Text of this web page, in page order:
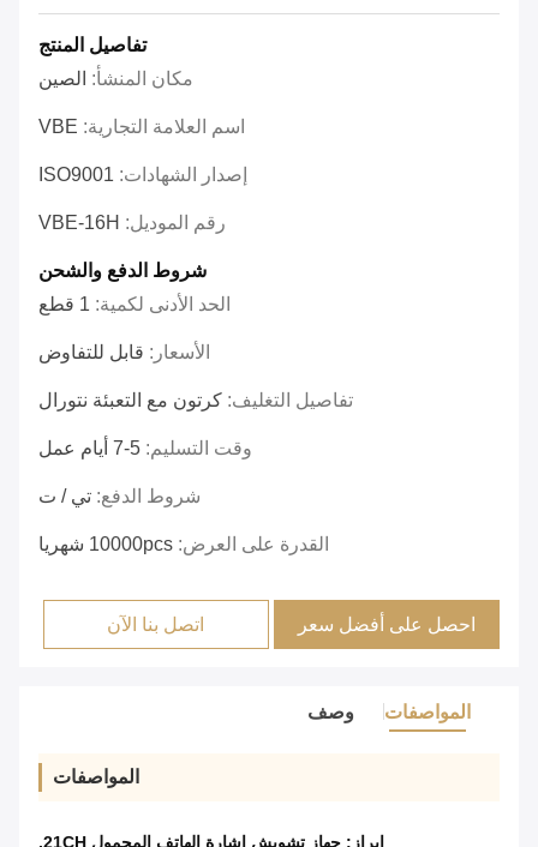
تفاصيل المنتج
مكان المنشأ: الصين
اسم العلامة التجارية: VBE
إصدار الشهادات: ISO9001
رقم الموديل: VBE-16H
شروط الدفع والشحن
الحد الأدنى لكمية: 1 قطع
الأسعار: قابل للتفاوض
تفاصيل التغليف: كرتون مع التعبئة نتورال
وقت التسليم: 5-7 أيام عمل
شروط الدفع: تي / ت
القدرة على العرض: 10000pcs شهريا
احصل على أفضل سعر اتصل بنا الآن
المواصفات وصف
المواصفات
إبراز: جهاز تشويش إشارة الهاتف المحمول 21CH
,